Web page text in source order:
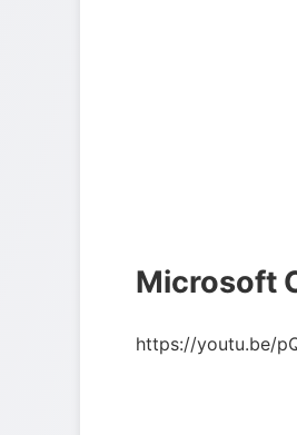
Microsoft
https://youtu.be/